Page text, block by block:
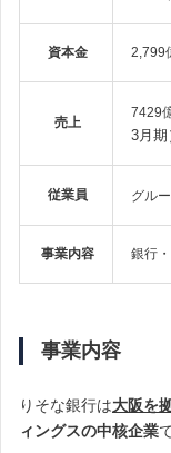
資本金 2,799
売上
7429
3月期
従業員 グル
事業内容 銀行
事業内容
りそな銀行は大阪を
ィングスの中核企業